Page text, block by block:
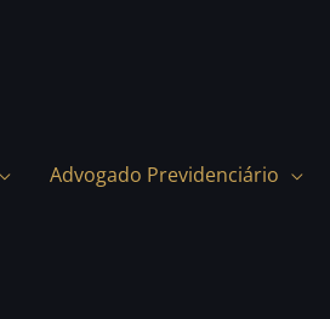
Advogado Previdenciário